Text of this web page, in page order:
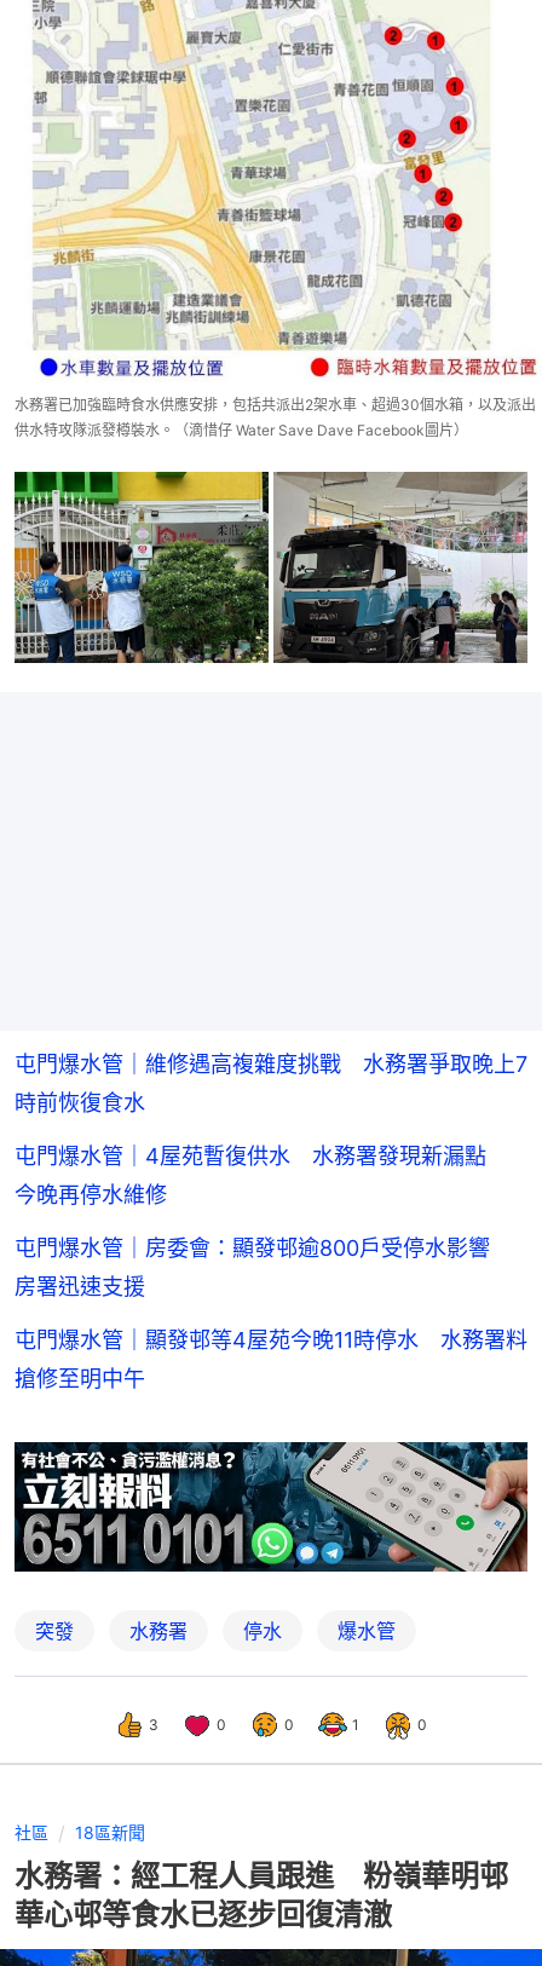
水務署已加強臨時食水供應安排，包括共派出2架水車、超過30個水箱，以及派出
供水特攻隊派發樽裝水。（滴惜仔 Water Save Dave Facebook圖片）
屯門爆水管｜維修遇高複雜度挑戰 水務署爭取晚上7
時前恢復食水
屯門爆水管｜4屋苑暫復供水 水務署發現新漏點
今晚再停水維修
屯門爆水管｜房委會：顯發邨逾800戶受停水影響
房署迅速支援
屯門爆水管｜顯發邨等4屋苑今晚11時停水 水務署料
搶修至明中午
突發 水務署 停水 爆水管
3 0 0 1 0
社區 18區新聞
水務署：經工程人員跟進 粉嶺華明邨
華心邨等食水已逐步回復清澈